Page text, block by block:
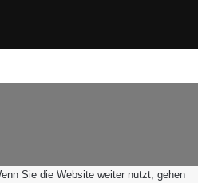
Sie die Website weiter nutzt, gehen